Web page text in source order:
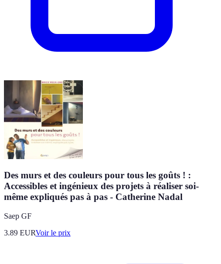
Des murs et des couleurs pour tous les goûts ! :
Accessibles et ingénieux des projets à réaliser soi-
même expliqués pas à pas - Catherine Nadal
Saep GF
3.89 EURVoir le prix